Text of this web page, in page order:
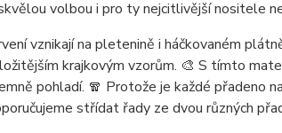
volbou i pro ty nejcitlivější nositele
vznikají na pletenině i háčkovaném
krajkovým vzorům. 🎨 S tímto
pohladí. 🧣 Protože je každé přadeno
střídat řady ze dvou různých